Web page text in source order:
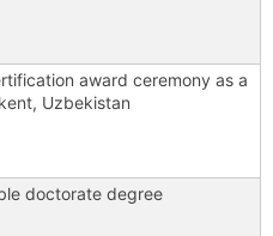
award ceremony as a
Uzbekistan
doctorate degree